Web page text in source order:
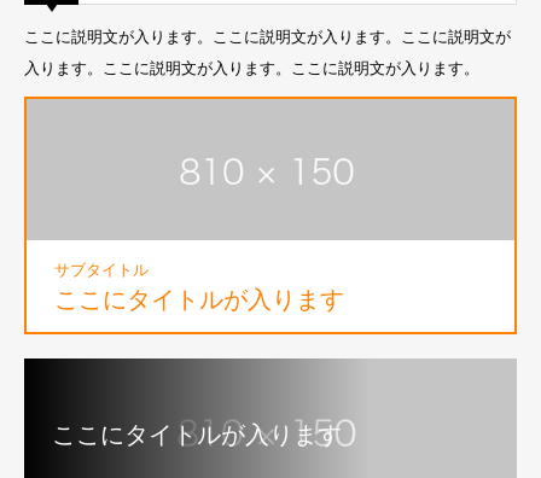
ここに説明文が入ります。ここに説明文が入ります。ここに説明文が
入ります。ここに説明文が入ります。ここに説明文が入ります。
サブタイトル
ここにタイトルが入ります
ここにタイトルが入ります